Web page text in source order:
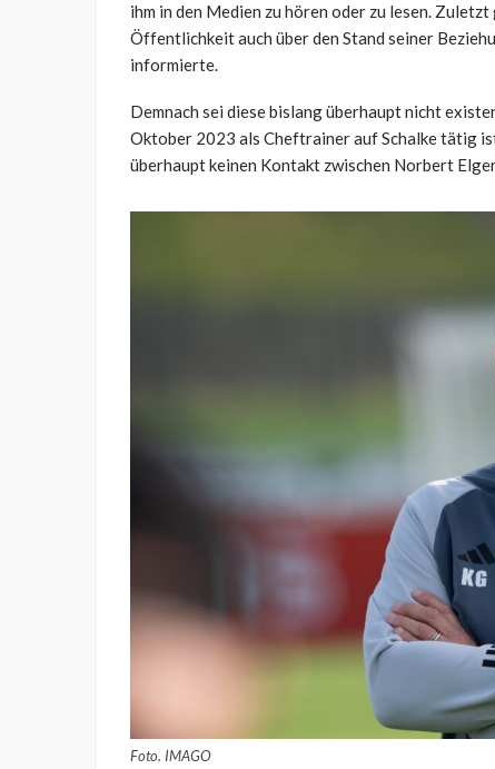
ihm in den Medien zu hören oder zu lesen.
Öffentlichkeit auch über den Stand seiner
informierte.
Demnach sei diese bislang überhaupt nicht
Oktober 2023 als Cheftrainer auf Schalke tätig
überhaupt keinen Kontakt zwischen Norbert
Foto. IMAGO